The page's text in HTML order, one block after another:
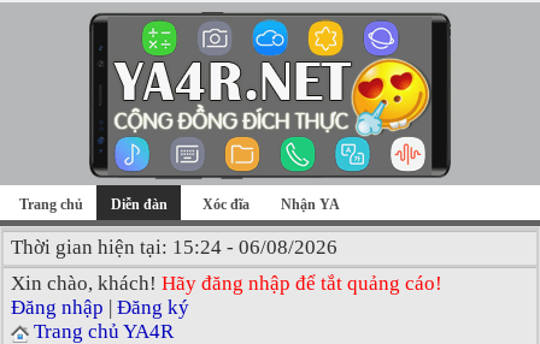
Trang chủ Diễn đàn Xóc đĩa Nhận YA
Thời gian hiện tại: 15:24 - 06/08/2026
Xin chào, khách! Hãy đăng nhập để tắt quảng cáo!
Đăng nhập | Đăng ký
Trang chủ YA4R